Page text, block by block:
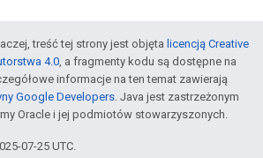
treść tej strony jest objęta licencją Creative
4.0, a fragmenty kodu są dostępne na
informacje na ten temat zawierają
Google Developers. Java jest zastrzeżonym
Oracle i jej podmiotów stowarzyszonych.
07-25 UTC.